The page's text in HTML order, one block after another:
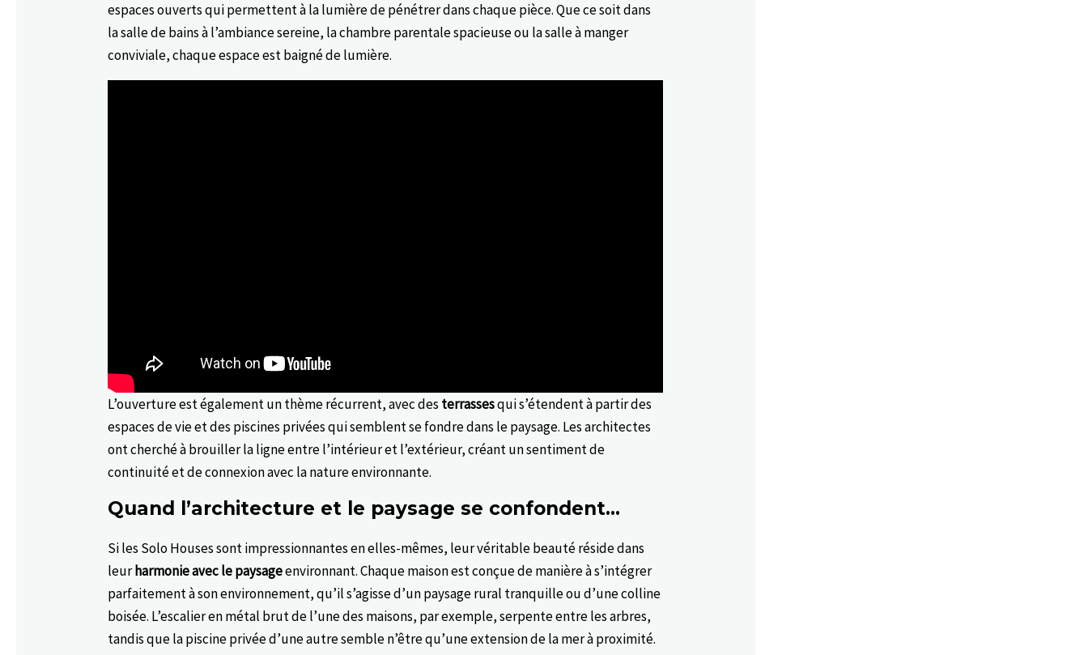
espaces ouverts qui permettent à la lumière de pénétrer dans chaque pièce. Que ce soit dans
la salle de bains à l’ambiance sereine, la chambre parentale spacieuse ou la salle à manger
conviviale, chaque espace est baigné de lumière.
L’ouverture est également un thème récurrent, avec des terrassesqui s’étendent à partir des
espaces de vie et des piscines privées qui semblent se fondre dans le paysage. Les architectes
ont cherché à brouiller la ligne entre l’intérieur et l’extérieur, créant un sentiment de
continuité et de connexion avec la nature environnante.
Quand l’architecture et le paysage se confondent…
Si les Solo Houses sont impressionnantes en elles-mêmes, leur véritable beauté réside dans
leurharmonie avec le paysageenvironnant. Chaque maison est conçue de manière à s’intégrer
parfaitement à son environnement, qu’il s’agisse d’un paysage rural tranquille ou d’une colline
boisée. L’escalier en métal brut de l’une des maisons, par exemple, serpente entre les arbres,
tandis que la piscine privée d’une autre semble n’être qu’une extension de la mer à proximité.